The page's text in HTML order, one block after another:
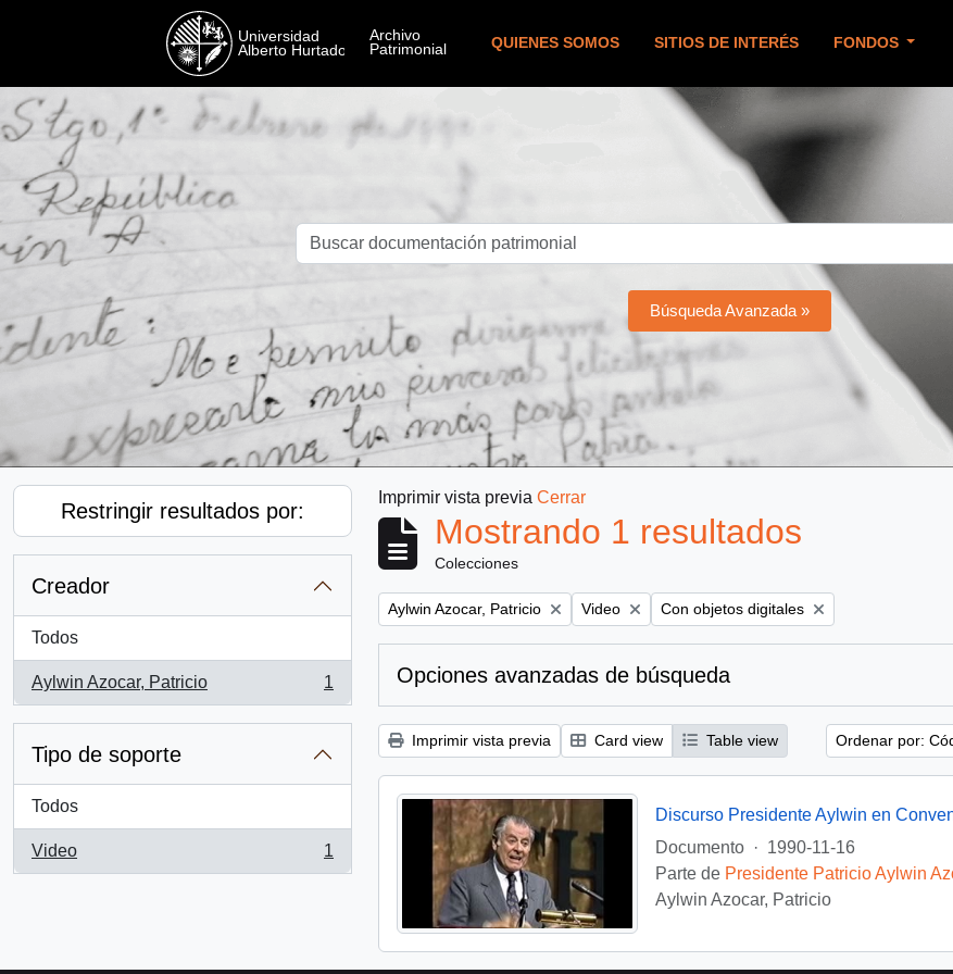
QUIENES SOMOS SITIOS DE INTERÉS FONDOS
Búsqueda Avanzada »
Restringir resultados por:
Creador
Todos
Aylwin Azocar, Patricio
, 1 resultados
1
Tipo de soporte
Todos
Video
, 1 resultados
1
Imprimir vista previa Cerrar
Mostrando 1 resultados
Colecciones
Remove filter:
Aylwin Azocar, Patricio Remove filter:
Video Remove filter:
Con objetos digitales
Opciones avanzadas de búsqueda
Imprimir vista previa Card view Table view Ordenar por:
Discurso Presidente Aylwin en
Documento
· 1990-11-16
Parte de Presidente Patricio Aylwin
Aylwin Azocar, Patricio